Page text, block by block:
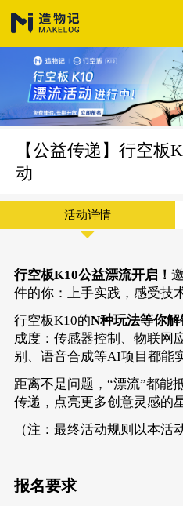
【公益传递】行空板
动
活动详情
行空板K10公益漂流开启！
件的你：上手实践，感受技
行空板K10的N种玩法等你解
成度：传感器控制、物联网
别、语音合成等AI项目都能
距离不是问题，“漂流”都能
传递，点亮更多创意灵感的
（注：最终活动规则以本活
报名要求